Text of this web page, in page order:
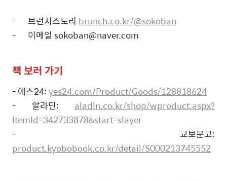
- 브런치스토리 brunch.co.kr/@sokoban
-
이메일 sokoban@naver.com
책보러 가기
- 예스24:yes24.com/Product/Goods/128818624
- 알라딘: aladin.co.kr/shop/wproduct.aspx?
ItemId=342733878&start=slayer
- 교보문고:
product.kyobobook.co.kr/detail/S000213745552